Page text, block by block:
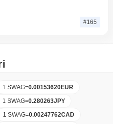
#165
1 SWAG=0.00153620EUR
1 SWAG=0.280263JPY
1 SWAG=0.00247762CAD